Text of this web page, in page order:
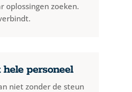
oplossingen zoeken.
personeel
niet zonder de steun